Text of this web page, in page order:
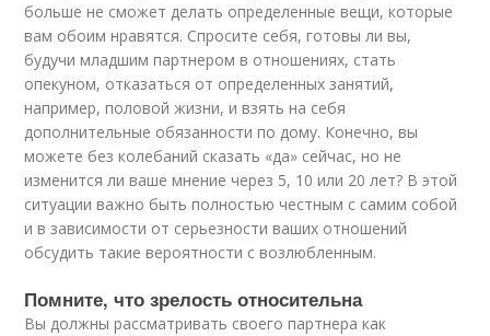
больше не сможет делать определенные вещи, которые
вам обоим нравятся. Спросите себя, готовы ли вы,
будучи младшим партнером в отношениях, стать
опекуном, отказаться от определенных занятий,
например, половой жизни, и взять на себя
дополнительные обязанности по дому. Конечно, вы
можете без колебаний сказать «да» сейчас, но не
изменится ли ваше мнение через 5, 10 или 20 лет? В этой
ситуации важно быть полностью честным с самим собой
и в зависимости от серьезности ваших отношений
обсудить такие вероятности с возлюбленным.
Помните, что зрелость относительна
Вы должны рассматривать своего партнера как